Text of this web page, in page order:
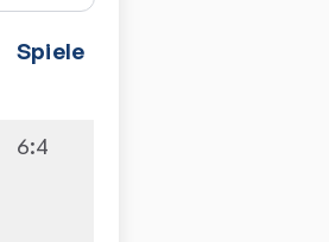
Spiele
6:4